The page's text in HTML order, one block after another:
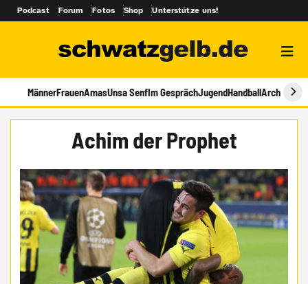
Podcast Forum Fotos Shop Unterstütze uns!
MännerFrauenAmasUnsa SenfIm GesprächJugendHandballArchiv
Achim der Prophet